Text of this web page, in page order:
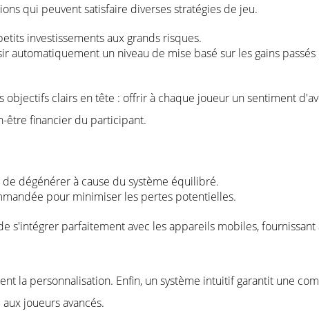
qui peuvent satisfaire diverses stratégies de jeu.
investissements aux grands risques.
un niveau de mise basé sur les gains
objectifs clairs en tête : offrir à chaque joueur un sentiment
être financier du participant.
dégénérer à cause du système équilibré.
pour minimiser les pertes potentielles.
s'intégrer parfaitement avec les appareils mobiles,
la personnalisation. Enfin, un système intuitif garantit une
joueurs avancés.